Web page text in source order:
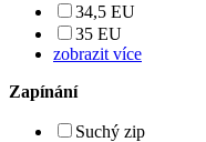
34,5 EU
35 EU
zobrazit více
Zapínání
Suchý zip